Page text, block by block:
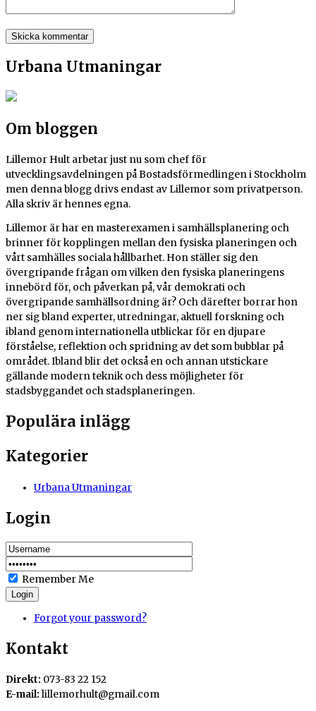
Urbana Utmaningar
Om bloggen
Lillemor Hult arbetar just nu som chef för
utvecklingsavdelningen på Bostadsförmedlingen i Stockholm
men denna blogg drivs endast av Lillemor som privatperson.
Alla skriv är hennes egna.
Lillemor är har en masterexamen i samhällsplanering och
brinner för kopplingen mellan den fysiska planeringen och
vårt samhälles sociala hållbarhet. Hon ställer sig den
övergripande frågan om vilken den fysiska planeringens
innebörd för, och påverkan på, vår demokrati och
övergripande samhällsordning är? Och därefter borrar hon
ner sig bland experter, utredningar, aktuell forskning och
ibland genom internationella utblickar för en djupare
förståelse, reflektion och spridning av det som bubblar på
området. Ibland blir det också en och annan utstickare
gällande modern teknik och dess möjligheter för
stadsbyggandet och stadsplaneringen.
Populära inlägg
Kategorier
Urbana Utmaningar
Login
Remember Me
Login
Forgot your password?
Kontakt
Direkt: 073-83 22 152
E-mail: lillemorhult@gmail.com